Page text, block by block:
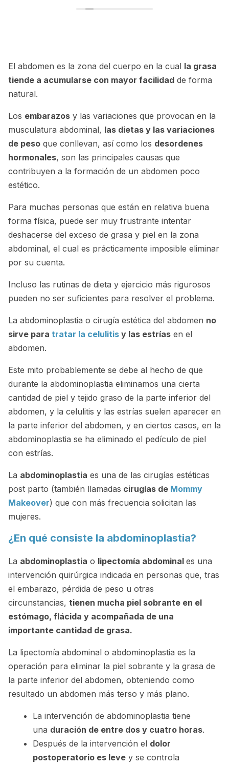
El abdomen es la zona del cuerpo en la cual la grasa
tiende a acumularse con mayor facilidad de forma
natural.
Los embarazos y las variaciones que provocan en la
musculatura abdominal, las dietas y las variaciones
de peso que conllevan, así como los desordenes
hormonales, son las principales causas que
contribuyen a la formación de un abdomen poco
estético.
Para muchas personas que están en relativa buena
forma física, puede ser muy frustrante intentar
deshacerse del exceso de grasa y piel en la zona
abdominal, el cual es prácticamente imposible eliminar
por su cuenta.
Incluso las rutinas de dieta y ejercicio más rigurosos
pueden no ser suficientes para resolver el problema.
La abdominoplastia o cirugía estética del abdomen no
sirve para tratar la celulitis y las estrías en el
abdomen.
Este mito probablemente se debe al hecho de que
durante la abdominoplastia eliminamos una cierta
cantidad de piel y tejido graso de la parte inferior del
abdomen, y la celulitis y las estrías suelen aparecer en
la parte inferior del abdomen, y en ciertos casos, en la
abdominoplastia se ha eliminado el pedículo de piel
con estrías.
La abdominoplastia es una de las cirugías estéticas
post parto (también llamadas cirugías de Mommy
Makeover) que con más frecuencia solicitan las
mujeres.
¿En qué consiste la abdominoplastia?
La abdominoplastia o lipectomía abdominal es una
intervención quirúrgica indicada en personas que, tras
el embarazo, pérdida de peso u otras
circunstancias, tienen mucha piel sobrante en el
estómago, flácida y acompañada de una
importante cantidad de grasa.
La lipectomía abdominal o abdominoplastia es la
operación para eliminar la piel sobrante y la grasa de
la parte inferior del abdomen, obteniendo como
resultado un abdomen más terso y más plano.
La intervención de abdominoplastia tiene
una duración de entre dos y cuatro horas.
Después de la intervención el dolor
postoperatorio es leve y se controla